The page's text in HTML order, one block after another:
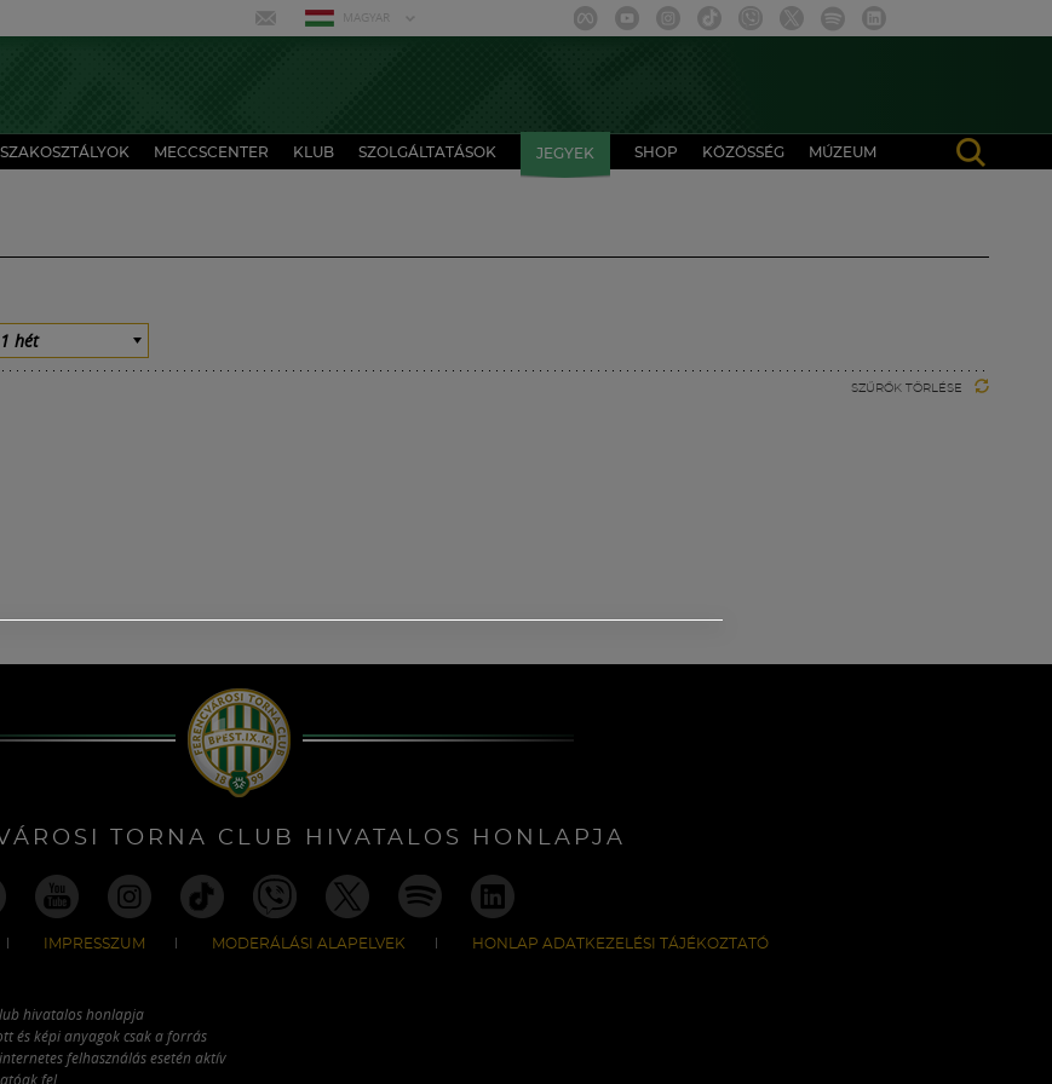
MAGYAR
SZAKOSZTÁLYOK MECCSCENTER KLUB SZOLGÁLTATÁSOK JEGYEK SHOP KÖZÖSSÉG MÚZEUM
hét
SZŰRŐK TÖRLÉSE
TORNA CLUB HIVATALOS HONLAPJA
IMPRESSZUM MODERÁLÁSI ALAPELVEK HONLAP ADATKEZELÉSI TÁJÉKOZTATÓ
hivatalos honlapja
és képi anyagok csak a forrás
felhasználás esetén aktív
fel.